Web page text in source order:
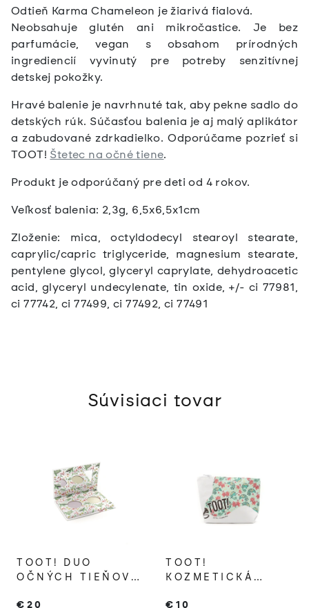
Odtieň Karma Chameleon je žiarivá fialová.
Neobsahuje glutén ani mikročastice. Je bez
parfumácie, vegan s obsahom prírodných
ingrediencií vyvinutý pre potreby senzitívnej
detskej pokožky.
Hravé balenie je navrhnuté tak, aby pekne sadlo do
detských rúk. Súčasťou balenia je aj malý aplikátor
a zabudované zdrkadielko. Odporúčame pozrieť si
TOOT! Štetec na očné tiene.
Produkt je odporúčaný pre deti od 4 rokov.
Veľkosť balenia: 2,3g, 6,5x6,5x1cm
Zloženie: mica, octyldodecyl stearoyl stearate,
caprylic/capric triglyceride, magnesium stearate,
pentylene glycol, glyceryl caprylate, dehydroacetic
acid, glyceryl undecylenate, tin oxide, +/- ci 77981,
ci 77742, ci 77499, ci 77492, ci 77491
Súvisiaci tovar
TOOT! DUO
OČNÝCH TIEŇOV
€20
TOOT!
KOZMETICKÁ
€10